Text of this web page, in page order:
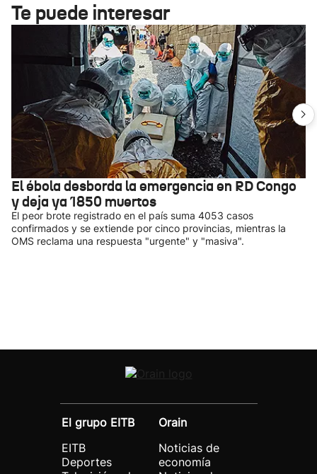
Te puede interesar
El ébola desborda la emergencia en RD Congo
y deja ya 1850 muertos
El peor brote registrado en el país suma 4053 casos
confirmados y se extiende por cinco provincias, mientras la
OMS reclama una respuesta "urgente" y "masiva".
El grupo EITB
EITB
Deportes
Orain
Noticias de
economía